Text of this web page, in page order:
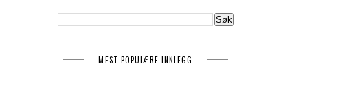
MEST POPULÆRE INNLEGG